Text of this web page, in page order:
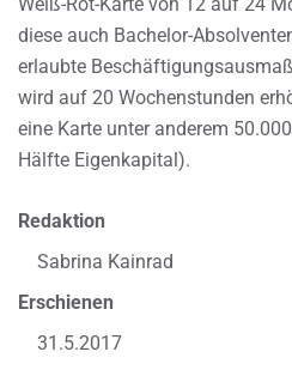
diese auch Bachelor-
erlaubte
wird auf 20 Wochenstunden
eine Karte unter anderem
Hälfte Eigenkapital).
Redaktion
Sabrina Kainrad
Erschienen
31.5.2017